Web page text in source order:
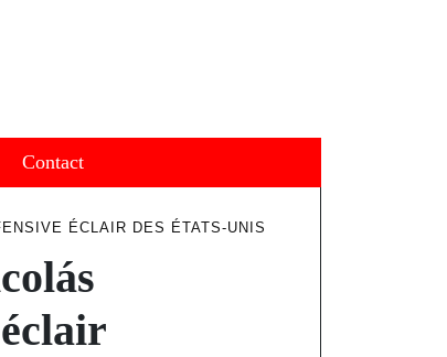
Contact
ÉCLAIR DES ÉTATS-UNIS